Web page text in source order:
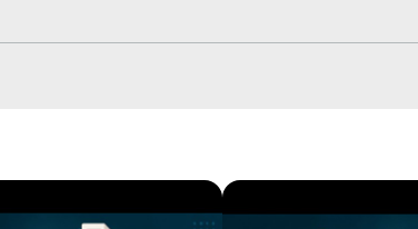
clic en la flecha hacia abajo junto a "Convertir a ZIP".